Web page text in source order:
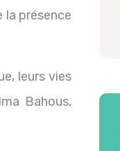
la présence
leurs vies
Bahous,